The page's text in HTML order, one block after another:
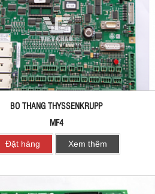
BO THANG THYSSENKRUPP
MF4
Đặt hàng Xem thêm